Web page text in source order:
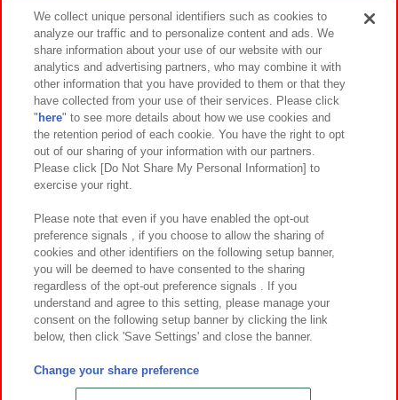
イベント・キャンペーン
関連会社 サステナビリティ サイトポリシー
プライバシーポリシー ウェブアクセシビリティ方針と検証結果
お取引先さまとともに
カスタマーハラスメント対応方針 よくあるご質問・お問い合わせ
©Bandai Namco Amusement Inc.
©Bandai Namco Amusement Lab Inc.
We collect unique personal identifiers such as cookies to
analyze our traffic and to personalize content and ads. We
share information about your use of our website with our
analytics and advertising partners, who may combine it with
other information that you have provided to them or that they
have collected from your use of their services. Please click
" here" to see more details about how we use cookies and
the retention period of each cookie. You have the right to opt
out of our sharing of your information with our partners.
Please click [Do Not Share My Personal Information] to
exercise your right.
Please note that even if you have enabled the opt-out
preference signals , if you choose to allow the sharing of
cookies and other identifiers on the following setup banner,
you will be deemed to have consented to the sharing
regardless of the opt-out preference signals . If you
understand and agree to this setting, please manage your
consent on the following setup banner by clicking the link
below, then click 'Save Settings' and close the banner.
Change your share preference